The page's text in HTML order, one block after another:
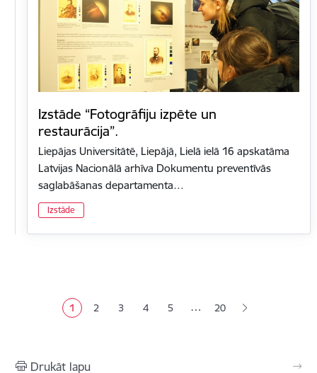
Izstāde “Fotogrāfiju izpēte un
restaurācija”.
Liepājas Universitātē, Liepājā, Lielā ielā 16 apskatāma
Latvijas Nacionālā arhīva Dokumentu preventīvās
saglabāšanas departamenta…
Izstāde
Pašreizējā lapa
1 Lapa
2 Lapa
3 Lapa
4 Lapa
5 … 20
Drukāt lapu